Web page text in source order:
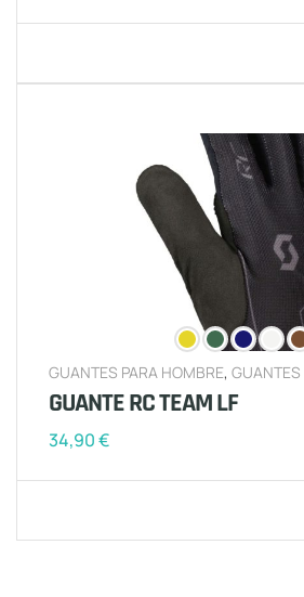
GUANTES PARA HOMBRE, GUANTES
GUANTE RC TEAM LF
34,90€